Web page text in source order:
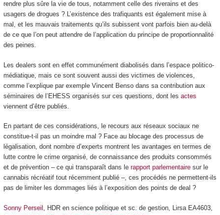
rendre plus sûre la vie de tous, notamment celle des riverains et des
usagers de drogues ? L’existence des trafiquants est également mise à
mal, et les mauvais traitements qu’ils subissent vont parfois bien au-delà
de ce que l’on peut attendre de l’application du principe de proportionnalité
des peines.
Les dealers sont en effet communément diabolisés dans l’espace politico-
médiatique, mais ce sont souvent aussi des victimes de violences,
comme l’explique par exemple Vincent Benso dans sa contribution aux
séminaires de l’EHESS organisés sur ces questions, dont les actes
viennent d’être publiés.
En partant de ces considérations, le recours aux réseaux sociaux ne
constitue-t-il pas un moindre mal ? Face au blocage des processus de
légalisation, dont nombre d’experts montrent les avantages en termes de
lutte contre le crime organisé, de connaissance des produits consommés
et de prévention – ce qui transparaît dans le rapport parlementairesur le
cannabis récréatif tout récemment publié –, ces procédés ne permettent-ils
pas de limiter les dommages liés à l’exposition des points de deal ?
Sonny Perseil
, HDR en science politique et sc. de gestion, Lirsa EA4603,